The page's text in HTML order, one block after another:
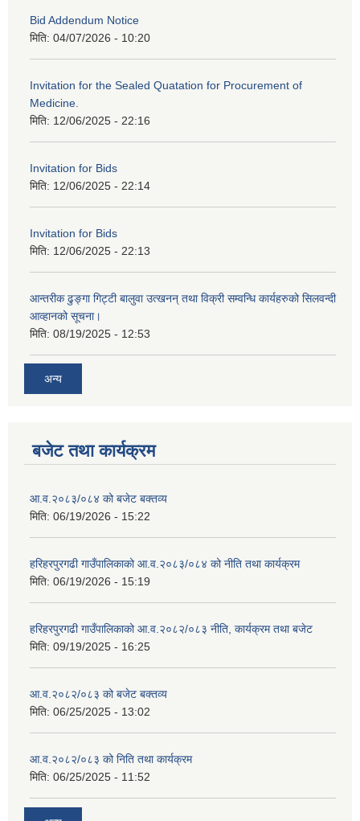
Bid Addendum Notice
मिति: 04/07/2026 - 10:20
Invitation for the Sealed Quatation for Procurement of
Medicine.
मिति: 12/06/2025 - 22:16
Invitation for Bids
मिति: 12/06/2025 - 22:14
Invitation for Bids
मिति: 12/06/2025 - 22:13
आन्तरीक ढुङ्गा गिट्टी बालुवा उत्खनन् तथा विक्री सम्वन्धि कार्यहरुको सिलवन्दी
आव्हानको सूचना।
मिति: 08/19/2025 - 12:53
अन्य
बजेट तथा कार्यक्रम
आ.व.२०८३/०८४ को बजेट बक्तव्य
मिति: 06/19/2026 - 15:22
हरिहरपुरगढी गाउँपालिकाको आ.व.२०८३/०८४ को नीति तथा कार्यक्रम
मिति: 06/19/2026 - 15:19
हरिहरपुरगढी गाउँपालिकाको आ.व.२०८२/०८३ नीति, कार्यक्रम तथा बजेट
मिति: 09/19/2025 - 16:25
आ.व.२०८२/०८३ को बजेट बक्तव्य
मिति: 06/25/2025 - 13:02
आ.व.२०८२/०८३ को निति तथा कार्यक्रम
मिति: 06/25/2025 - 11:52